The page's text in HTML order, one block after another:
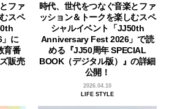
ファ
スペ
に
育番
販売
時代、世代をつなぐ音楽とファ
ッション＆トークを楽しむスペ
シャルイベント「JJ50th
Anniversary Fest 2026」で読
める『JJ50周年 SPECIAL
BOOK（デジタル版）』の詳細
公開！
2026.04.10
LIFE STYLE